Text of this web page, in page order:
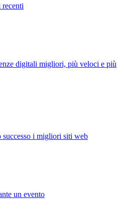
digitali migliori, più veloci e più
successo i migliori siti web
un evento